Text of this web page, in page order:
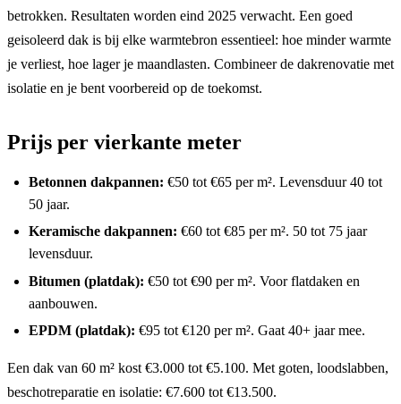
betrokken. Resultaten worden eind 2025 verwacht. Een goed
geisoleerd dak is bij elke warmtebron essentieel: hoe minder warmte
je verliest, hoe lager je maandlasten. Combineer de dakrenovatie met
isolatie en je bent voorbereid op de toekomst.
Prijs per vierkante meter
Betonnen dakpannen: €50 tot €65 per m². Levensduur 40 tot
50 jaar.
Keramische dakpannen: €60 tot €85 per m². 50 tot 75 jaar
levensduur.
Bitumen (platdak): €50 tot €90 per m². Voor flatdaken en
aanbouwen.
EPDM (platdak): €95 tot €120 per m². Gaat 40+ jaar mee.
Een dak van 60 m² kost €3.000 tot €5.100. Met goten, loodslabben,
beschotreparatie en isolatie: €7.600 tot €13.500.